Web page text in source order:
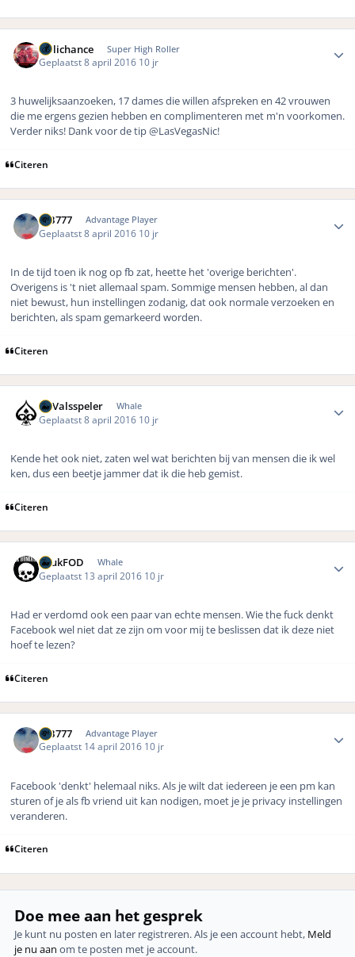
Hillichance Super High Roller
Geplaatst8 april 2016 10 jr
3 huwelijksaanzoeken, 17 dames die willen afspreken en 42 vrouwen
die me ergens gezien hebben en complimenteren met m'n voorkomen.
Verder niks! Dank voor de tip @LasVegasNic!
Citeren
MB777 Advantage Player
Geplaatst8 april 2016 10 jr
In de tijd toen ik nog op fb zat, heette het 'overige berichten'.
Overigens is 't niet allemaal spam. Sommige mensen hebben, al dan
niet bewust, hun instellingen zodanig, dat ook normale verzoeken en
berichten, als spam gemarkeerd worden.
Citeren
DeValsspeler Whale
Geplaatst8 april 2016 10 jr
Kende het ook niet, zaten wel wat berichten bij van mensen die ik wel
ken, dus een beetje jammer dat ik die heb gemist.
Citeren
LuukFOD Whale
Geplaatst 13 april 2016 10 jr
Had er verdomd ook een paar van echte mensen. Wie the fuck denkt
Facebook wel niet dat ze zijn om voor mij te beslissen dat ik deze niet
hoef te lezen?
Citeren
MB777 Advantage Player
Geplaatst 14 april 2016 10 jr
Facebook 'denkt' helemaal niks. Als je wilt dat iedereen je een pm kan
sturen of je als fb vriend uit kan nodigen, moet je je privacy instellingen
veranderen.
Citeren
Doe mee aan het gesprek
Je kunt nu posten en later registreren. Als je een account hebt, Meld
je nu aan om te posten met je account.